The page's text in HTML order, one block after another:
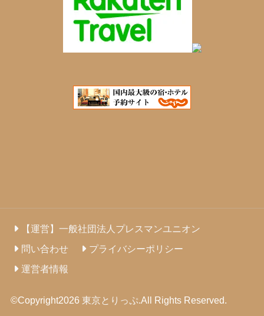
【運営】一般社団法人プレスマンユニオン
問い合わせ
プライバシーポリシー
運営者情報
©Copyright2026 東京とりっぷ.All Rights Reserved.